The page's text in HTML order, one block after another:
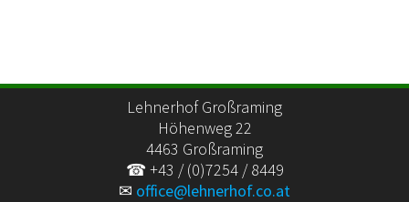
Lehnerhof Großraming
Höhenweg 22
4463 Großraming
☎ +43 / (0)7254 / 8449
✉ office@lehnerhof.co.at